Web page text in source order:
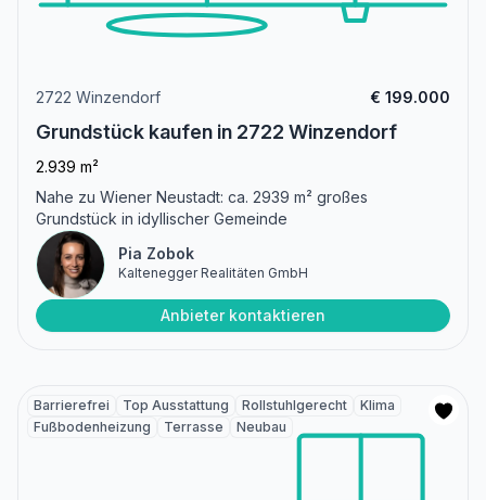
2722 Winzendorf € 199.000
Grundstück kaufen in 2722 Winzendorf
2.939 m²
Nahe zu Wiener Neustadt: ca. 2939 m² großes
Grundstück in idyllischer Gemeinde
Pia Zobok
Kaltenegger Realitäten GmbH
Anbieter kontaktieren
Barrierefrei Top Ausstattung Rollstuhlgerecht
Klima
Fußbodenheizung
Terrasse Neubau